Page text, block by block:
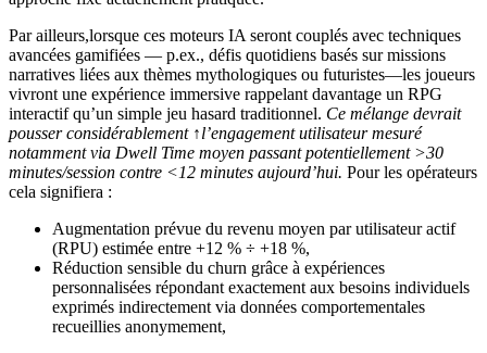
Par ailleurs,lorsque ces moteurs IA seront couplés avec techniques
avancées gamifiées — p.ex., défis quotidiens basés sur missions
narratives liées aux thèmes mythologiques ou futuristes—les joueurs
vivront une expérience immersive rappelant davantage un RPG
interactif qu’un simple jeu hasard traditionnel. Ce mélange devrait
pousser considérablement ↑l’engagement utilisateur mesuré
notamment via Dwell Time moyen passant potentiellement >30
minutes/session contre <12 minutes aujourd’hui. Pour les opérateurs
cela signifiera :
Augmentation prévue du revenu moyen par utilisateur actif
(RPU) estimée entre +12 % ÷ +18 %,
Réduction sensible du churn grâce à expériences
personnalisées répondant exactement aux besoins individuels
exprimés indirectement via données comportementales
recueillies anonymement,